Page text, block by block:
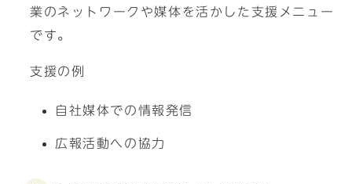
業のネットワークや媒体を活かした支援メニュー
です。
支援の例
自社媒体での情報発信
広報活動への協力